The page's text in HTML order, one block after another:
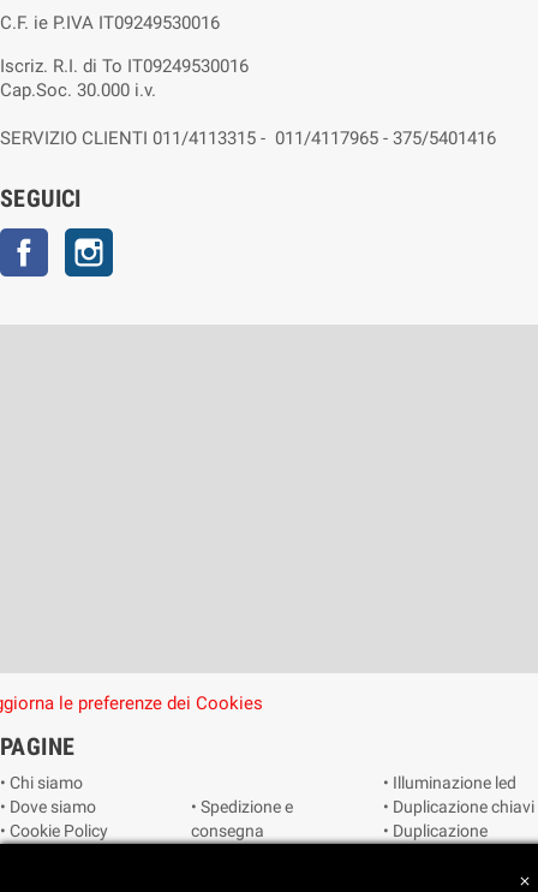
C.F. ie P.IVA IT09249530016
Iscriz. R.I. di To IT09249530016
Cap.Soc. 30.000 i.v.
SERVIZIO CLIENTI 011/4113315 - 011/4117965 - 375/5401416
SEGUICI
Facebook
le preferenze dei Cookies
PAGINE
• Chi siamo
• Dove siamo
• Cookie Policy
• Spedizione e
consegna
• Illuminazione led
• Duplicazione chiavi
• Duplicazione
close